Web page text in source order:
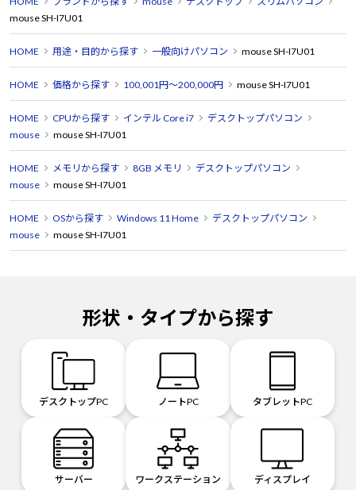
mouse SH-I7U01
HOME 用途・目的から探す 一般向けパソコン mouse SH-I7U01
HOME 価格から探す 100,001円～200,000円 mouse SH-I7U01
HOME CPUから探す インテル Core i7
デスクトップパソコン
mouse
mouse SH-I7U01
HOME メモリから探す 8GB メモリ
デスクトップパソコン
mouse
mouse SH-I7U01
HOME OSから探す Windows 11 Home
デスクトップパソコン
mouse
mouse SH-I7U01
形状・タイプから探す
デスクトップPC ノートPC タブレットPC
サーバー ワークステーション ディスプレイ